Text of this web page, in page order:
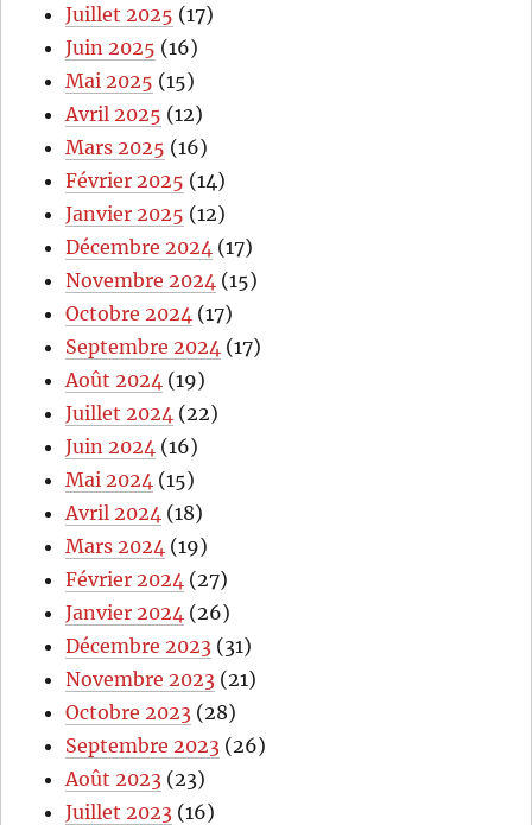
Juillet 2025 (17)
Juin 2025 (16)
Mai 2025 (15)
Avril 2025 (12)
Mars 2025 (16)
Février 2025 (14)
Janvier 2025 (12)
Décembre 2024 (17)
Novembre 2024 (15)
Octobre 2024 (17)
Septembre 2024 (17)
Août 2024 (19)
Juillet 2024 (22)
Juin 2024 (16)
Mai 2024 (15)
Avril 2024 (18)
Mars 2024 (19)
Février 2024 (27)
Janvier 2024 (26)
Décembre 2023 (31)
Novembre 2023 (21)
Octobre 2023 (28)
Septembre 2023 (26)
Août 2023 (23)
Juillet 2023 (16)